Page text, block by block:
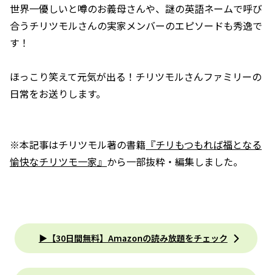
世界一優しいと噂のお義母さんや、謎の英語ネームで呼び
合うチリツモルさんの実家メンバーのエピソードも秀逸で
す！
ほっこり笑えて元気が出る！チリツモルさんファミリーの
日常をお送りします。
※本記事はチリツモル著の書籍 『チリもつもれば福となる
愉快なチリツモ一家』 から一部抜粋・編集しました。
▶【30日間無料】Amazonの読み放題をチェック